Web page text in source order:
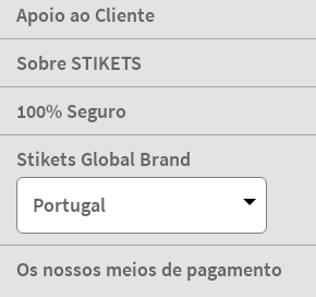
Apoio ao Cliente
Sobre STIKETS
100% Seguro
Stikets Global Brand
Portugal
Os nossos meios de pagamento